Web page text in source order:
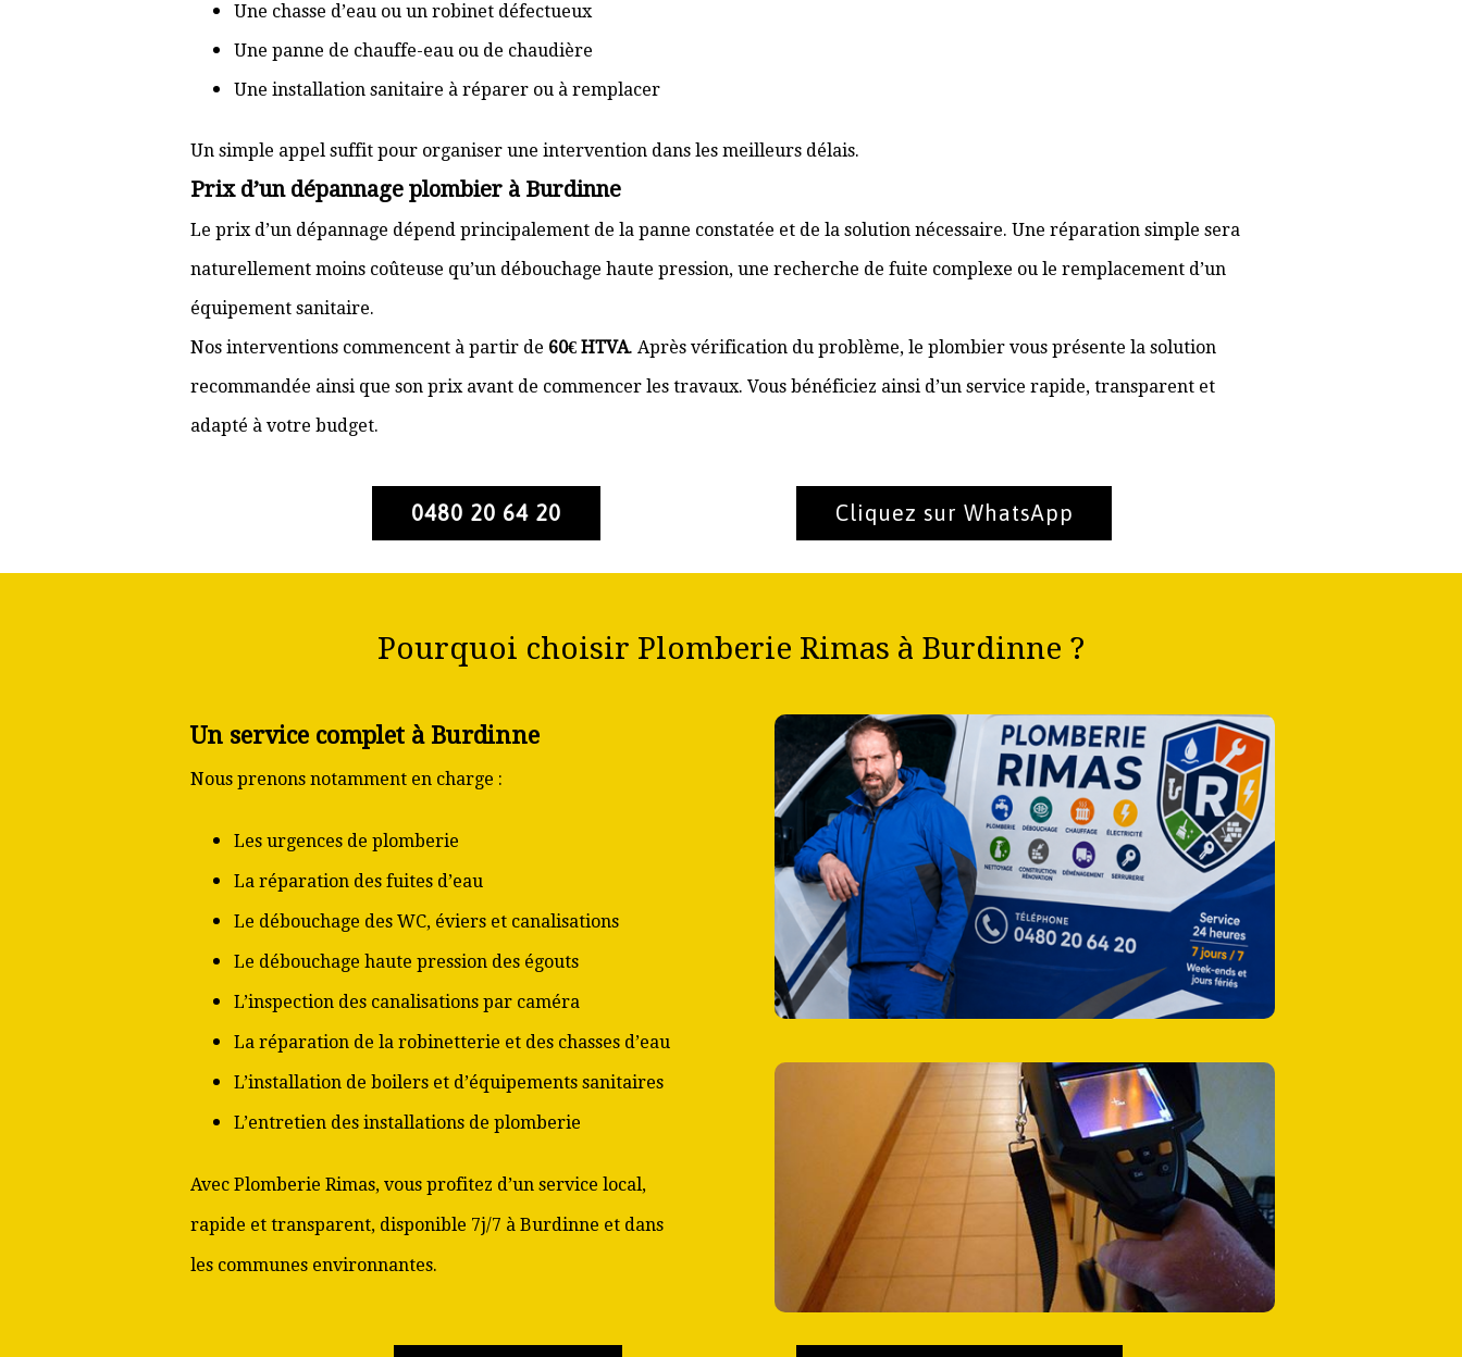
Une chasse d’eau ou un robinet défectueux
Une panne de chauffe-eau ou de chaudière
Une installation sanitaire à réparer ou à remplacer
Un simple appel suffit pour organiser une intervention dans les meilleurs délais.
Prix d’un dépannage plombier à Burdinne
Le prix d’un dépannage dépend principalement de la panne constatée et de la solution nécessaire. Une réparation simple sera
naturellement moins coûteuse qu’un débouchage haute pression, une recherche de fuite complexe ou le remplacement d’un
équipement sanitaire.
Nos interventions commencent à partir de 60€ HTVA. Après vérification du problème, le plombier vous présente la solution
recommandée ainsi que son prix avant de commencer les travaux. Vous bénéficiez ainsi d’un service rapide, transparent et
adapté à votre budget.
0480 20 64 20 Cliquez sur WhatsApp
Pourquoi choisir Plomberie Rimas à Burdinne ?
Un service complet à Burdinne
Nous prenons notamment en charge :
Les urgences de plomberie
La réparation des fuites d’eau
Le débouchage des WC, éviers et canalisations
Le débouchage haute pression des égouts
L’inspection des canalisations par caméra
La réparation de la robinetterie et des chasses d’eau
L’installation de boilers et d’équipements sanitaires
L’entretien des installations de plomberie
Avec Plomberie Rimas, vous profitez d’un service local,
rapide et transparent, disponible 7j/7 à Burdinne et dans
les communes environnantes.